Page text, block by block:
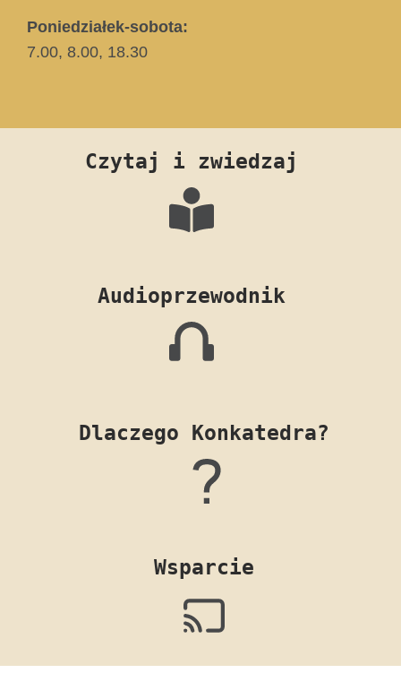
Poniedziałek-sobota:
7.00, 8.00, 18.30
Czytaj i zwiedzaj
Audioprzewodnik
Dlaczego Konkatedra?
Wsparcie